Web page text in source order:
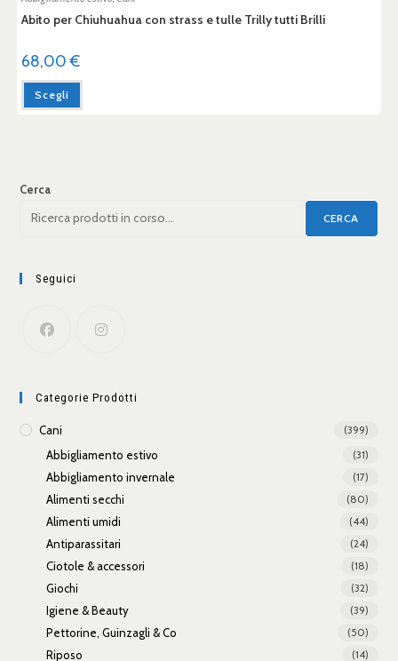
Abito per Chiuhuahua con strass e tulle Trilly tutti Brilli
68,00€
Scegli
Cerca
CERCA
Seguici
Categorie Prodotti
Cani (399)
Abbigliamento estivo (31)
Abbigliamento invernale (17)
Alimenti secchi (80)
Alimenti umidi (44)
Antiparassitari (24)
Ciotole & accessori (18)
Giochi (32)
Igiene & Beauty (39)
Pettorine, Guinzagli & Co (50)
Riposo (14)